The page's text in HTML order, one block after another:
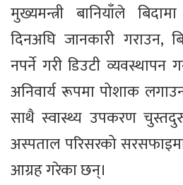
मुख्यमन्त्री बानियाँले
दिनअघि जानकारी गराउन,
नपर्ने गरी डिउटी व्यवस्थापन
अनिवार्य रूपमा पोशाक
साथै स्वास्थ्य उपकरण
अस्पताल परिसरको
आग्रह गरेका छन्।